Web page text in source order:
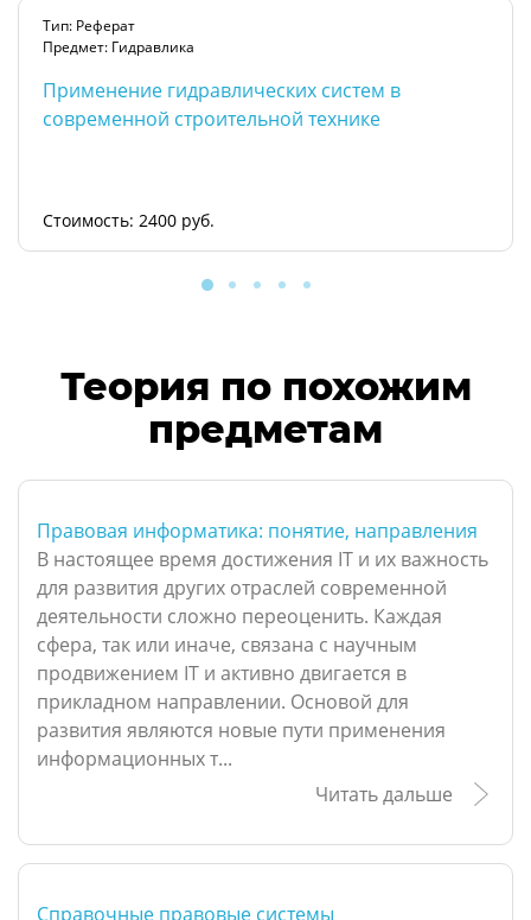
Тип: Реферат
Предмет: Гидравлика
Применение гидравлических систем в
современной строительной технике
Стоимость: 2400 руб.
Теория по похожим
предметам
Правовая информатика: понятие, направления
В настоящее время достижения IТ и их важность
для развития других отраслей современной
деятельности сложно переоценить. Каждая
сфера, так или иначе, связана с научным
продвижением IТ и активно двигается в
прикладном направлении. Основой для
развития являются новые пути применения
информационных т...
Читать дальше
Справочные правовые системы